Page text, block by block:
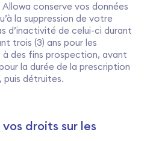
conserve vos données
la suppression de votre
d’inactivité de celui-ci durant
trois (3) ans pour les
des fins prospection, avant
la durée de la prescription
puis détruites.
vos droits sur les